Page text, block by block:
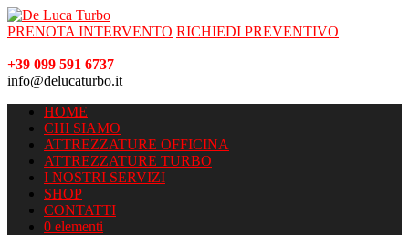
PRENOTA INTERVENTO RICHIEDI PREVENTIVO
+39 099 591 6737
info@delucaturbo.it
HOME
CHI SIAMO
ATTREZZATURE OFFICINA
ATTREZZATURE TURBO
I NOSTRI SERVIZI
SHOP
CONTATTI
0 elementi